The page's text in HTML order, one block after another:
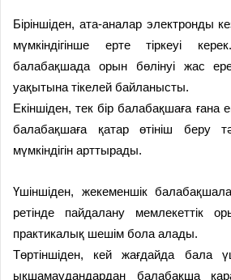
Біріншіден, ата-аналар электронды
мүмкіндігінше ерте тіркеуі
балабақшада орын бөлінуі жас
уақытына тікелей байланысты.
Екіншіден, тек бір балабақшаға
балабақшаға қатар өтініш беру
мүмкіндігін арттырады.
Үшіншіден, жекеменшік
ретінде пайдалану мемлекеттік
практикалық шешім бола алады.
Төртіншіден, кей жағдайда бала
ықшамаудандардан балабақша